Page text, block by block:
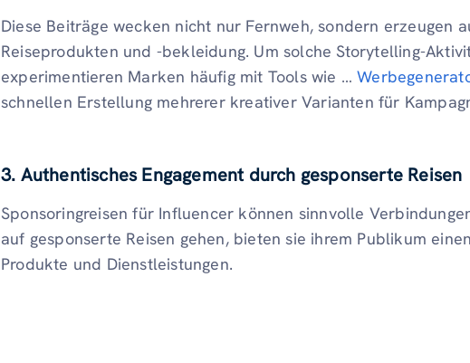
Diese Beiträge wecken nicht nur Fernweh, sondern erzeugen
Reiseprodukten und -bekleidung. Um solche Storytelling-
experimentieren Marken häufig mit Tools wie …
schnellen Erstellung mehrerer kreativer Varianten für
3. Authentisches Engagement durch gesponserte Reisen
Sponsoringreisen für Influencer können sinnvolle
auf gesponserte Reisen gehen, bieten sie ihrem Publikum
Produkte und Dienstleistungen.